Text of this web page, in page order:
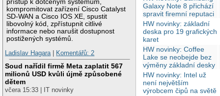
přístup k dotčeným systémům,
kompromitovat zařízení Cisco Catalyst
SD-WAN a Cisco IOS XE, spustit
libovolný kód, zpřístupnit citlivé
informace nebo narušit dostupnost
postižených systémů.
Ladislav Hagara| Komentářů: 2
Soud nařídil firmě Meta zaplatit 567
milionů USD kvůli újmě způsobené
dětem
včera 15:33 | IT novinky
Galaxy Note 8 přichází
spravit firemní reputaci
HW novinky: základní
deska pro 19 grafických
karet
HW novinky: Coffee
Lake se neobejde bez
výměny základní desky
HW novinky: Intel už
není největším
výrobcem čipů na světě